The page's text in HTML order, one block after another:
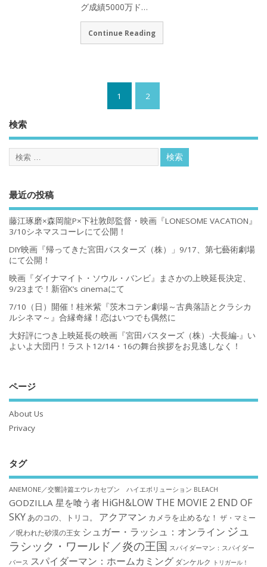
グ成績5000万ド…
Continue Reading
1 2
検索
最近の投稿
藤江琢磨×森岡龍P×下社敦郎監督・映画『LONESOME VACATION』
3/10シネマスコーレにて公開！
DIY映画『帰ってきた宮田バスターズ（株）」9/17、第七藝術劇場
にて公開！
映画『ダイナマイト・ソウル・バンビ』まさかの上映延長決定、
9/23まで！新宿K’s cinemaにて
7/10（日）開催！桂米紫『茨木コテン劇場～古典落語とクラシカ
ルシネマ～』合縁奇縁！恋はいつでも偶然に
大好評につき上映延長の映画『宮田バスターズ（株）-大長編-』い
よいよ大団円！ラスト12/14・16の舞台挨拶をお見逃しなく！
ページ
About Us
Privacy
タグ
ANEMONE／交響詩篇エウレカセブン ハイエボリューション BLEACH
GODZILLA 星を喰う者 HiGH&LOW THE MOVIE 2 END OF
SKYあのコの、トリコ。 アクアマン カメラを止めるな！ ザ・マミー
／呪われた砂漠の王女 シュガー・ラッシュ：オンライン ジュ
ラシック・ワールド／炎の王国 スパイダーマン：スパイダー
バース スパイダーマン：ホームカミング ダンケルク トリガール！